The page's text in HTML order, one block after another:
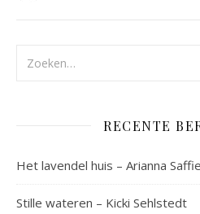
RECENTE
Het lavendel huis – Arianna
Stille wateren – Kicki Sehlstedt